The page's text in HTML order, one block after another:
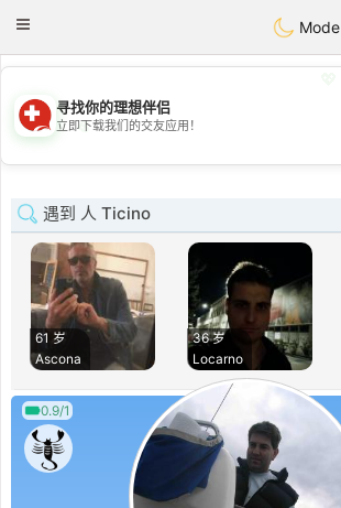
Suissi
Toggle
Mode
💖
💕
寻找你的理想伴侣
立即下载我们的交友应用！
遇到 人 Ticino
61 岁
Ascona
36 岁
Locarno
0.9/1